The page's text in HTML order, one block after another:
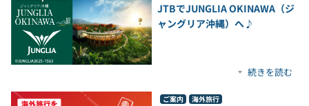
JTBでJUNGLIA OKINAWA（ジ
ャングリア沖縄）へ♪
続きを読む
ご案内 海外旅行